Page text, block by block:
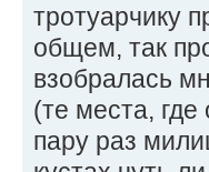
тротуарчику
общем, так
взобралась
(те места,
пару раз